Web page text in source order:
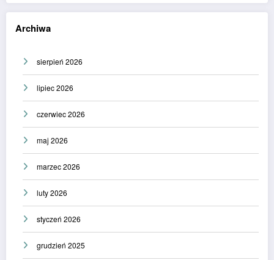
Archiwa
sierpień 2026
lipiec 2026
czerwiec 2026
maj 2026
marzec 2026
luty 2026
styczeń 2026
grudzień 2025